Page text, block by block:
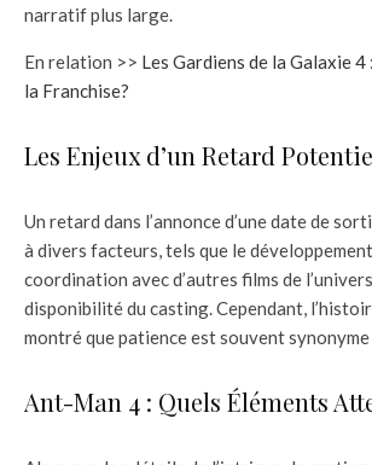
narratif plus large.
En relation >> Les Gardiens de la Galaxie
la Franchise?
Les Enjeux d’un Retard
Un retard dans l’annonce d’une date de
à divers facteurs, tels que le
coordination avec d’autres films de
disponibilité du casting. Cependant,
montré que patience est souvent
Ant-Man 4 : Quels Éléments